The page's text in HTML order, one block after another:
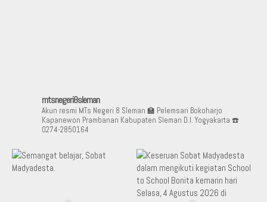
mtsnegeri8sleman
Akun resmi MTs Negeri 8 Sleman 🏫 Pelemsari Bokoharjo
Kapanewon Prambanan Kabupaten Sleman D.I. Yogyakarta ☎️
0274-2850164